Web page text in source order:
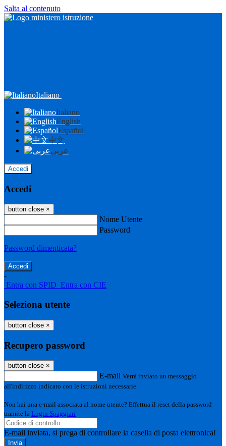
Salta al contenuto
Italiano
Italiano
English
Español
中文
عربى
Accedi
Accedi
button close ×
Nome Utente
Password
Password dimenticata?
-
Entra con SPID Entra con CIE
Seleziona utente
button close ×
Recupero password
button close ×
E-mail Verrà inviato un messaggio
all'indirizzo indicato con le istruzioni necessarie.
Non hai una e-mail associata al nome utente? Effettua il reset della password
tramite la Login Spaggiari
E-mail inviata, si prega di controllare la casella di posta elettronica!